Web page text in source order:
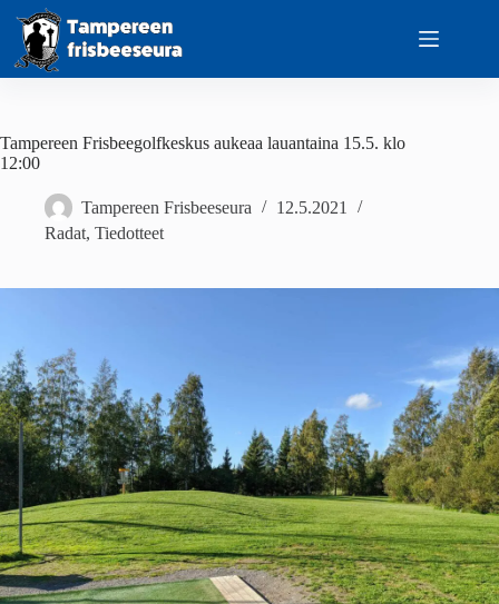
content
Tampereen Frisbeegolfkeskus aukeaa lauantaina 15.5. klo
12:00
Tampereen Frisbeeseura
12.5.2021
Radat, Tiedotteet